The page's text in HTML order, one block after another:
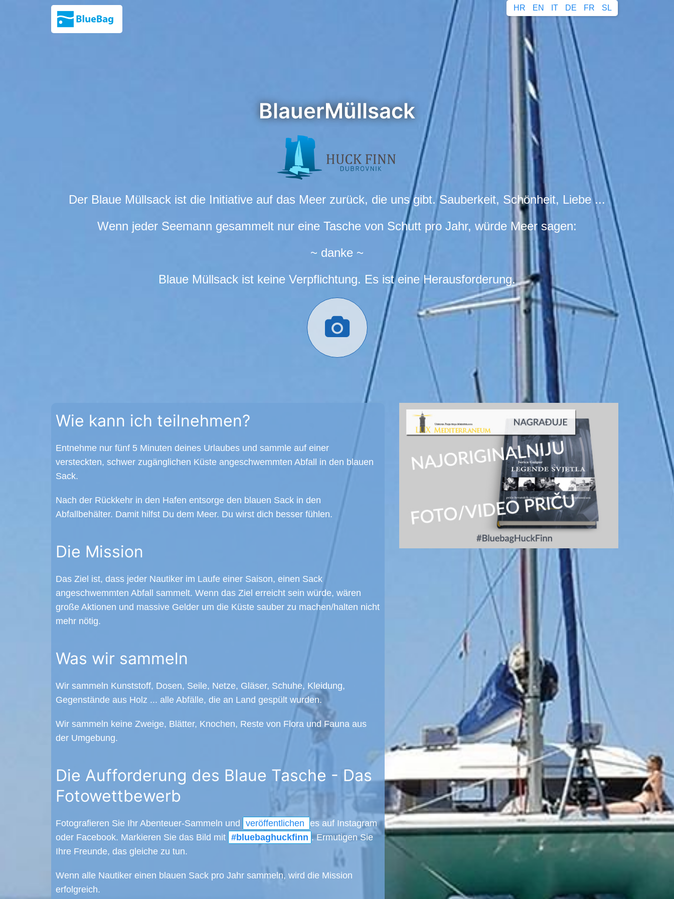
HR EN IT DE FR SL
BlauerMüllsack
Der Blaue Müllsack ist die Initiative auf das Meer zurück, die uns gibt. Sauberkeit, Schönheit, Liebe ...
Wenn jeder Seemann gesammelt nur eine Tasche von Schutt pro Jahr, würde Meer sagen:
~ danke ~
Blaue Müllsack ist keine Verpflichtung. Es ist eine Herausforderung.
Wie kann ich teilnehmen?
Entnehme nur fünf 5 Minuten deines Urlaubes und sammle auf einer
versteckten, schwer zugänglichen Küste angeschwemmten Abfall in den blauen
Sack.
Nach der Rückkehr in den Hafen entsorge den blauen Sack in den
Abfallbehälter. Damit hilfst Du dem Meer. Du wirst dich besser fühlen.
Die Mission
Das Ziel ist, dass jeder Nautiker im Laufe einer Saison, einen Sack
angeschwemmten Abfall sammelt. Wenn das Ziel erreicht sein würde, wären
große Aktionen und massive Gelder um die Küste sauber zu machen/halten nicht
mehr nötig.
Was wir sammeln
Wir sammeln Kunststoff, Dosen, Seile, Netze, Gläser, Schuhe, Kleidung,
Gegenstände aus Holz ... alle Abfälle, die an Land gespült wurden.
Wir sammeln keine Zweige, Blätter, Knochen, Reste von Flora und Fauna aus
der Umgebung.
Die Aufforderung des Blaue Tasche - Das
Fotowettbewerb
Fotografieren Sie Ihr Abenteuer-Sammeln und veröffentlichen
es auf Instagram
oder Facebook. Markieren Sie das Bild mit #bluebaghuckfinn . Ermutigen Sie
Ihre Freunde, das gleiche zu tun.
Wenn alle Nautiker einen blauen Sack pro Jahr sammeln, wird die Mission
erfolgreich.